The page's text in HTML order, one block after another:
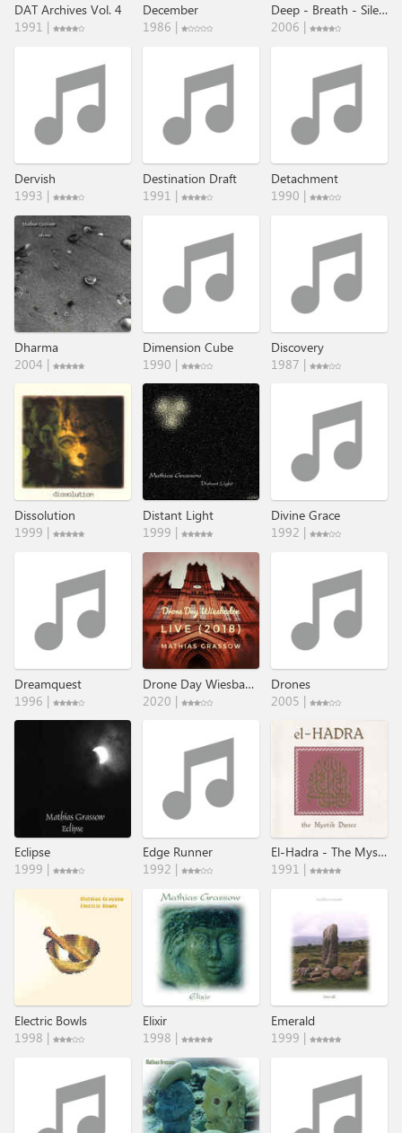
DAT Archives Vol. 4
1991 |
December
1986 |
Deep - Breath - Silence
2006 |
Dervish
1993 |
Destination Draft
1991 |
Detachment
1990 |
Dharma
2004 |
Dimension Cube
1990 |
Discovery
1987 |
Dissolution
1999 |
Distant Light
1999 |
Divine Grace
1992 |
Dreamquest
1996 |
Drone Day Wiesbaden - Live (2018)
2020 |
Drones
2005 |
Eclipse
1999 |
Edge Runner
1992 |
El-Hadra - The Mystik Dance
1991 |
Electric Bowls
1998 |
Elixir
1998 |
Emerald
1999 |